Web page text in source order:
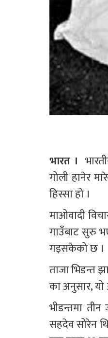
भारत ।
गोली हानेर
हिस्सा हो ।
माओवादी
गाउँबाट सुरु
गइसकेको छ ।
ताजा भिडन्त
का अनुसार,
भीडन्तमा
सहदेव सोरेन